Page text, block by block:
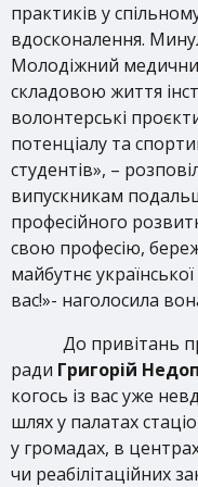
практиків у
вдосконалення.
Молодіжний
складовою життя
волонтерські
потенціалу та
студентів», –
випускникам
професійного
свою професію,
майбутнє
вас!»- наголосила
До привітань
ради Григорій
когось із вас уже
шлях у палатах
у громадах, в
чи реабілітаційних